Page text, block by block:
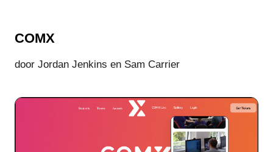
COMX
door Jordan Jenkins en Sam Carrier